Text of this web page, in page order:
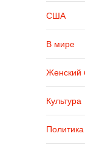
США
В мире
Женский
Культура
Политика